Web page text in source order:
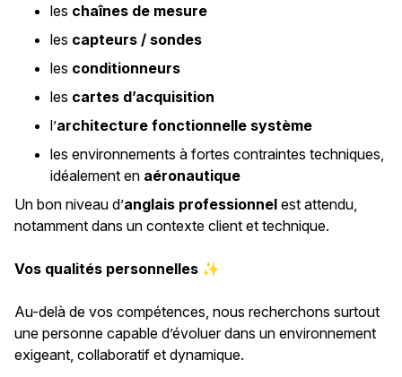
les chaînes de mesure
les capteurs / sondes
les conditionneurs
les cartes d’acquisition
l’architecture fonctionnelle système
les environnements à fortes contraintes techniques,
idéalement en aéronautique
Un bon niveau d’anglais professionnel est attendu,
notamment dans un contexte client et technique.
Vos qualités personnelles ✨
Au-delà de vos compétences, nous recherchons surtout
une personne capable d’évoluer dans un environnement
exigeant, collaboratif et dynamique.